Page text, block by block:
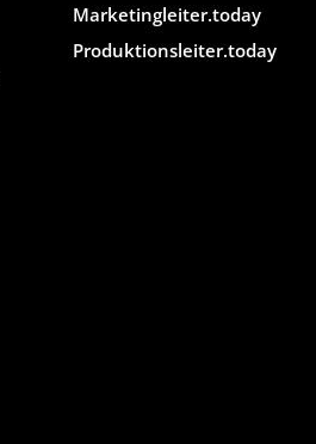
Marketingleiter.today
Produktionsleiter.today